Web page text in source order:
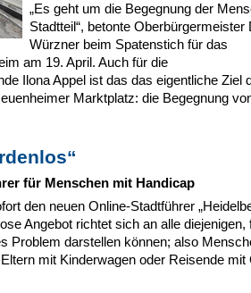
„Es geht um die Begegnung der
Stadtteil“, betonte Oberbürgermeister
Würzner beim Spatenstich für das
am 19. April. Auch für die
Ilona Appel ist das das eigentliche Ziel
Marktplatz: die Begegnung
für Menschen mit Handicap
den neuen Online-Stadtführer
Angebot richtet sich an alle diejenigen,
Problem darstellen können; also
mit Kinderwagen oder Reisende mit